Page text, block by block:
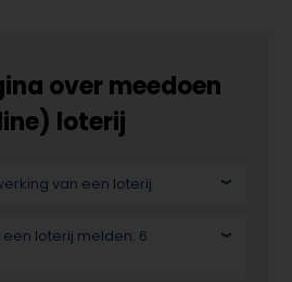
over meedoen
loterij
van een loterij
loterij melden: 6